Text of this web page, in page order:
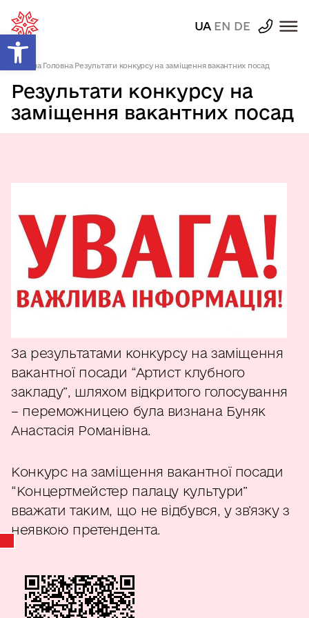
Відкрити Панель інструментів
UA EN DE
Головна| Головна| Результати конкурсу на заміщення вакантних посад
Результати конкурсу на
заміщення вакантних посад
За результатами конкурсу на заміщення
вакантної посади “Артист клубного
закладу”, шляхом відкритого голосування
– переможницею була визнана Буняк
Анастасія Романівна.
Конкурс на заміщення вакантної посади
“Концертмейстер палацу культури”
вважати таким, що не відбувся, у зв’язку з
неявкою претендента.